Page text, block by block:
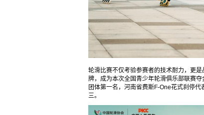
轮滑比赛不仅考验参赛者的技术耐力，更
牌，成为本次全国青少年轮滑俱乐部联赛
团体第一名，河南省费斯F-One花式刹停
三。